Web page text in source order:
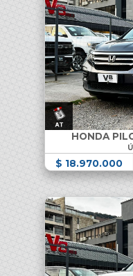
HONDA
$ 18.970.000